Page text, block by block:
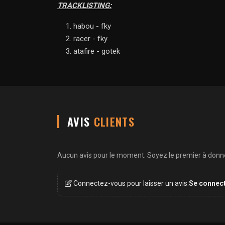
TRACKLISTING:
habou - fky
racer - fky
atafire - gotek
AVIS CLIENTS
Aucun avis pour le moment. Soyez le premier à
Connectez-vous pour laisser un avis.Se